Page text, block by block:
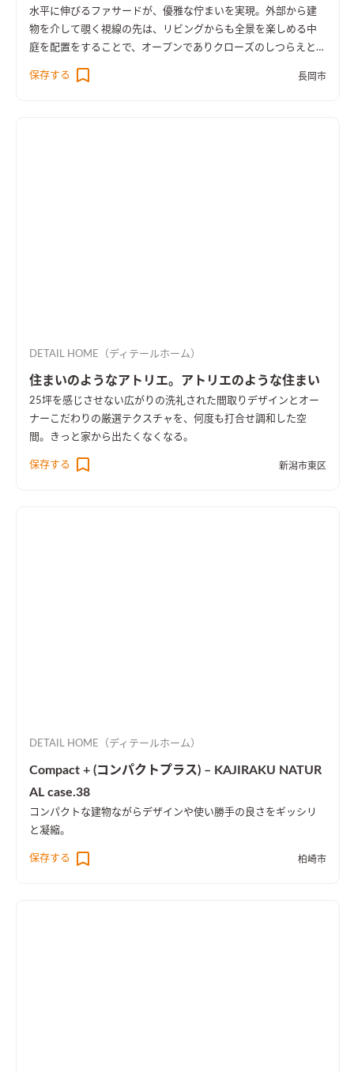
水平に伸びるファサードが、優雅な佇まいを実現。外部から建
物を介して覗く視線の先は、リビングからも全景を楽しめる中
庭を配置をすることで、オープンでありクローズのしつらえとし
保存する
長岡市
DETAIL HOME（ディテールホーム）
住まいのようなアトリエ。アトリエのような住まい
25坪を感じさせない広がりの洗礼された間取りデザインとオー
ナーこだわりの厳選テクスチャを、何度も打合せ調和した空
間。きっと家から出たくなくなる。
保存する 新潟市東区
DETAIL HOME（ディテールホーム）
Compact + (コンパクトプラス) – KAJIRAKU NATUR
AL case.38
コンパクトな建物ながらデザインや使い勝手の良さをギッシリ
と凝縮。
保存する 柏崎市